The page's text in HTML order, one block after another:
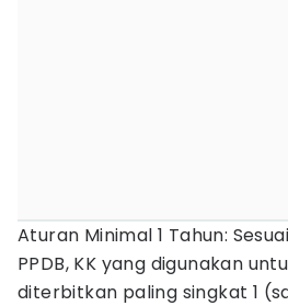
Aturan Minimal 1 Tahun:
PPDB, KK yang digunakan
diterbitkan paling singkat 1